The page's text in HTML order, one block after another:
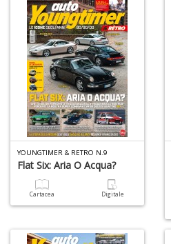
YOUNGTIMER & RETRO N.9
Flat Six: Aria O Acqua?
Cartacea Digitale